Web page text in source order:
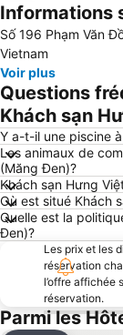
Agrandir la carte
Informations
Số 196 Phạm Văn
Vietnam
Voir plus
Questions
Khách sạn
Y a-t-il une piscine
Les animaux de
(Măng Đen)?
Khách sạn Hưng
Où est situé Khách
Quelle est la
Đen)?
Les prix et les
réservation
l’offre affichée
réservation.
Parmi les